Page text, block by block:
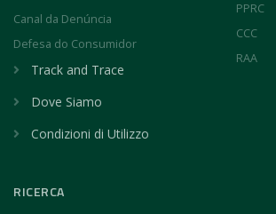
Canal da Denúncia
Defesa do Consumidor
PPRC
CCC
RAA
Track and Trace
Dove Siamo
Condizioni di Utilizzo
RICERCA